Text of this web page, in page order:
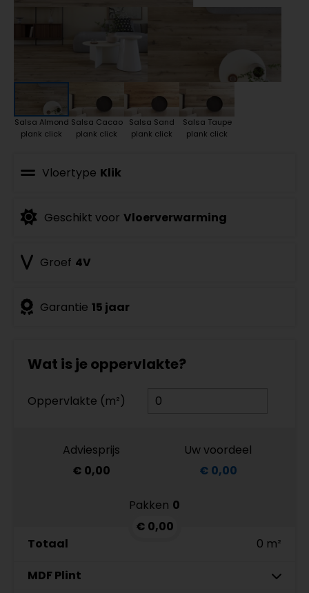
Salsa Almond
plank click
Salsa Cacao
plank click
Salsa Sand
plank click
Salsa Taupe
plank click
Vloertype Klik
Geschikt voor Vloerverwarming
Groef 4V
Garantie 15 jaar
Wat is je oppervlakte?
Oppervlakte (m²)
Adviesprijs
€ 0,00
Uw voordeel
€ 0,00
Pakken 0
€ 0,00
Totaal
0 m²
MDF Plint